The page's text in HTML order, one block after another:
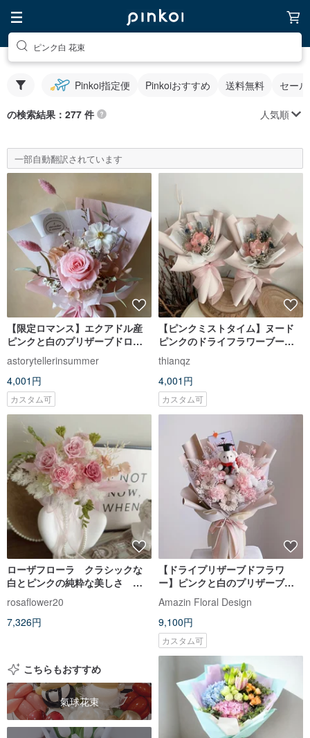
ピンク白 花束
Pinkoi指定便 Pinkoiおすすめ 送料無料 セー
の検索結果：277 件 人気順
一部自動翻訳されています
【限定ロマンス】エクアドル産
ピンクと白のプリザーブドロー
ズブーケ バレンタインデー 卒業
告白 七夕 先生に感謝
astorytellerinsummer
4,001円
カスタム可
【ピンクミストタイム】ヌード
ピンクのドライフラワーブーケ
誕生日・バレンタインギフト
thianqz
4,001円
カスタム可
ローザフローラ クラシックな
白とピンクの純粋な美しさ プ
リザーブドフラワー 軽量ブー
ケ
rosaflower20
7,326円
【ドライプリザーブドフラワ
ー】ピンクと白のプリザーブド
フラワー アジサイ 卒業ベア 明る
い未来ブーケ
Amazin Floral Design
9,100円
カスタム可
こちらもおすすめ
氣球花束